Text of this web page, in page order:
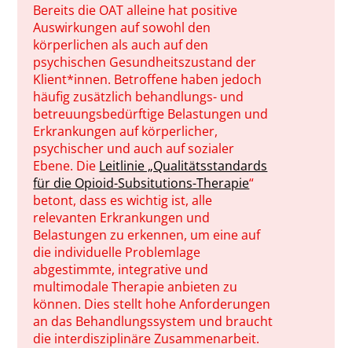
Bereits die OAT alleine hat positive
Auswirkungen auf sowohl den
körperlichen als auch auf den
psychischen Gesundheitszustand der
Klient*innen. Betroffene haben jedoch
häufig zusätzlich behandlungs- und
betreuungsbedürftige Belastungen und
Erkrankungen auf körperlicher,
psychischer und auch auf sozialer
Ebene. Die Leitlinie „Qualitätsstandards
für die Opioid-Subsitutions-Therapie“
betont, dass es wichtig ist, alle
relevanten Erkrankungen und
Belastungen zu erkennen, um eine auf
die individuelle Problemlage
abgestimmte, integrative und
multimodale Therapie anbieten zu
können. Dies stellt hohe Anforderungen
an das Behandlungssystem und braucht
die interdisziplinäre Zusammenarbeit.